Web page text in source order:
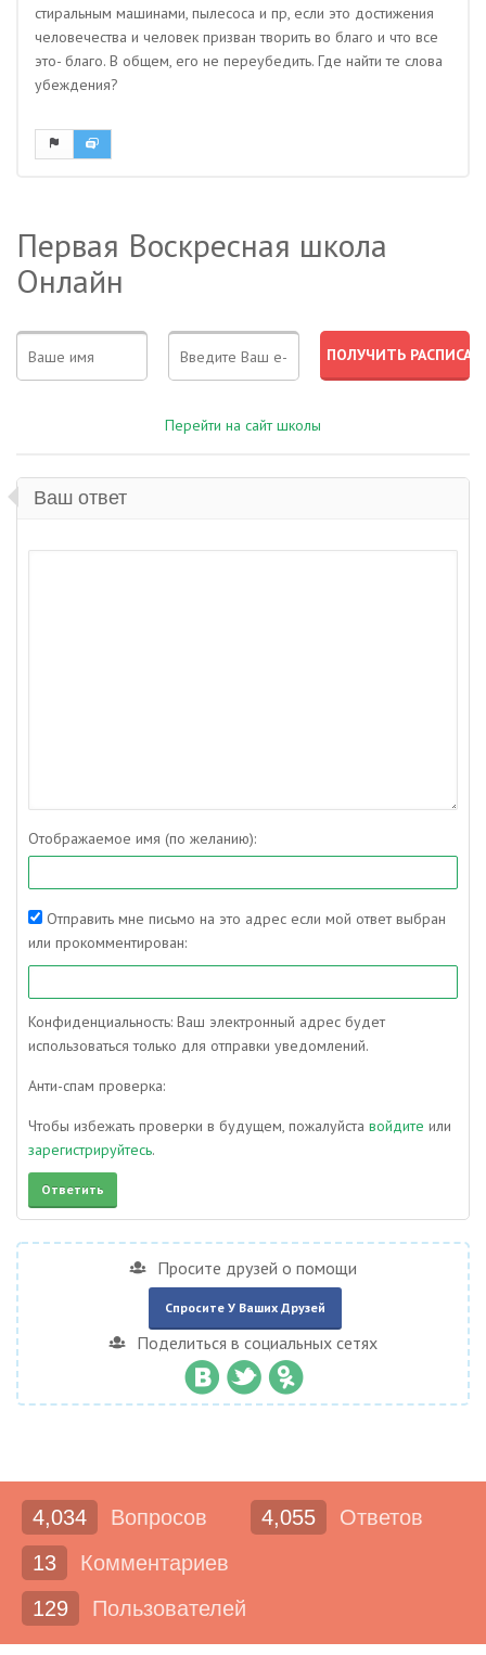
стиральным машинами, пылесоса и пр, если это достижения
человечества и человек призван творить во благо и что все
это- благо. В общем, его не переубедить. Где найти те слова
убеждения?
Первая Воскресная школа
Онлайн
Перейти на сайт школы
Ваш ответ
Отображаемое имя (по желанию):
Отправить мне письмо на это адрес если мой ответ выбран
или прокомментирован:
Конфиденциальность: Ваш электронный адрес будет
использоваться только для отправки уведомлений.
Анти-спам проверка:
Чтобы избежать проверки в будущем, пожалуйста войдите или
зарегистрируйтесь.
Просите друзей о помощи
Спросите У Ваших Друзей
Поделиться в социальных сетях
4,034 Вопросов 4,055
Ответов
13
Комментариев
129
Пользователей